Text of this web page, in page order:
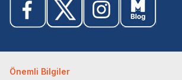
Önemli Bilgiler